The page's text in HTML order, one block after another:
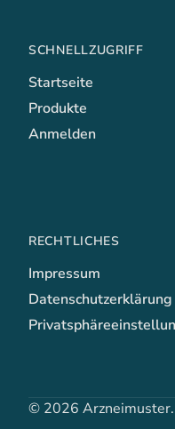
SCHNELLZUGRIFF
Startseite
Produkte
Anmelden
RECHTLICHES
Impressum
Datenschutzerklärung
© 2026